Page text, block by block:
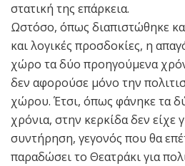
στατική της επάρκεια.
Ωστόσο, όπως διαπιστώθηκε
και λογικές προσδοκίες, η
χώρο τα δύο προηγούμενα
δεν αφορούσε μόνο την
χώρου. Έτσι, όπως φάνηκε τα
χρόνια, στην κερκίδα δεν είχε
συντήρηση, γεγονός που θα
παραδώσει το Θεατράκι για